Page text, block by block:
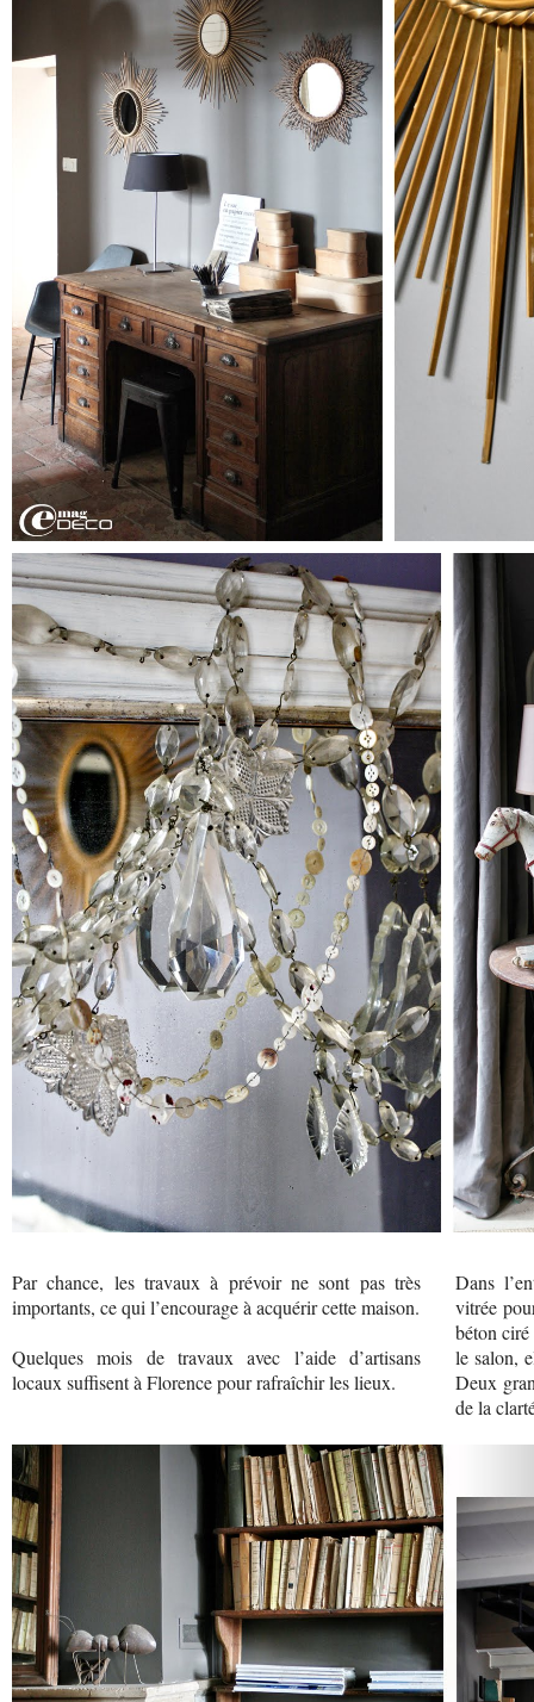
Par chance, les travaux à prévoir ne sont pas très
importants, ce qui l’encourage à acquérir cette maison.
Quelques mois de travaux avec l’aide d’artisans
locaux suffisent à Florence pour rafraîchir les lieux.
Dans
vitrée
béton
le salon,
Deux
de la